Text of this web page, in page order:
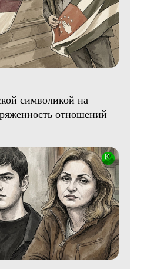
символикой на
отношений